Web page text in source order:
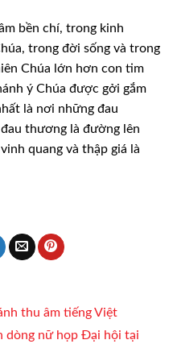
bền chí, trong kinh
trong đời sống và trong
Chúa lớn hơn con tim
ý Chúa được gởi gắm
là nơi những đau
thương là đường lên
quang và thập giá là
thu âm tiếng Việt
dòng nữ họp Đại hội tại